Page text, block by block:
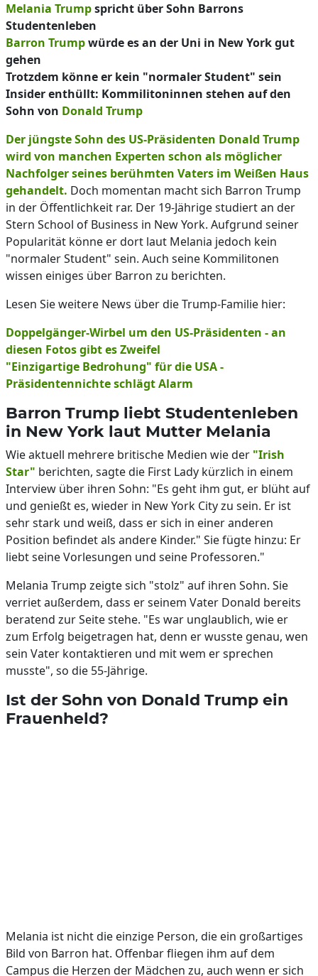
Melania Trumpspricht über Sohn Barrons
Studentenleben
Barron Trumpwürde es an der Uni in New York gut
gehen
Trotzdem könne er kein "normaler Student" sein
Insider enthüllt: Kommilitoninnen stehen auf den
Sohn von Donald Trump
Der jüngste Sohn des US-Präsidenten Donald Trump
wird von manchen Experten schon als möglicher
Nachfolger seines berühmten Vaters im Weißen Haus
gehandelt. Doch momentan macht sich Barron Trump
in der Öffentlichkeit rar. Der 19-Jährige studiert an der
Stern School of Business in New York. Aufgrund seiner
Popularität könne er dort laut Melania jedoch kein
"normaler Student" sein. Auch seine Kommilitonen
wissen einiges über Barron zu berichten.
Lesen Sie weitere News über die Trump-Familie hier:
Doppelgänger-Wirbel um den US-Präsidenten - an
diesen Fotos gibt es Zweifel
"Einzigartige Bedrohung" für die USA -
Präsidentennichte schlägt Alarm
Barron Trump liebt Studentenleben
in New York laut Mutter Melania
Wie aktuell mehrere britische Medien wie der "Irish
Star" berichten, sagte die First Lady kürzlich in einem
Interview über ihren Sohn: "Es geht ihm gut, er blüht auf
und genießt es, wieder in New York City zu sein. Er ist
sehr stark und weiß, dass er sich in einer anderen
Position befindet als andere Kinder." Sie fügte hinzu: Er
liebt seine Vorlesungen und seine Professoren."
Melania Trump zeigte sich "stolz" auf ihren Sohn. Sie
verriet außerdem, dass er seinem Vater Donald bereits
beratend zur Seite stehe. "Es war unglaublich, wie er
zum Erfolg beigetragen hat, denn er wusste genau, wen
sein Vater kontaktieren und mit wem er sprechen
musste", so die 55-Jährige.
Ist der Sohn von Donald Trump ein
Frauenheld?
Melania ist nicht die einzige Person, die ein großartiges
Bild von Barron hat. Offenbar fliegen ihm auf dem
Campus die Herzen der Mädchen zu, auch wenn er sich